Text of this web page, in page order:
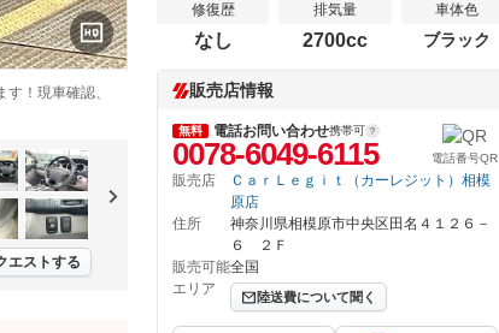
！現車確認、
エストする
修復歴
なし
排気量
2700cc
車体色
ブラック
販売店情報
無料 電話お問い合わせ携帯可
0078-6049-6115 電話番号QR
販売店
ＣａｒＬｅｇｉｔ（カーレジット）相模
原店
住所
神奈川県相模原市中央区田名４１２６－
６ ２Ｆ
販売可能
エリア
全国
陸送費について聞く